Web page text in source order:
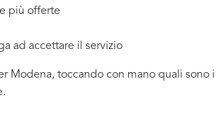
più offerte
ad accettare il servizio
toccando con mano quali sono